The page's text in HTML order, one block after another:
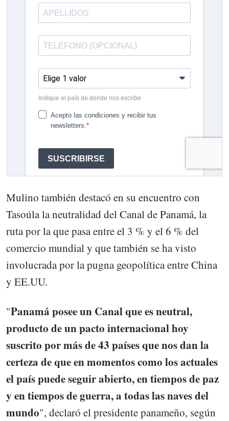
Mulino también destacó en su encuentro con
Tasoúla la neutralidad del Canal de Panamá, la
ruta por la que pasa entre el 3 % y el 6 % del
comercio mundial y que también se ha visto
involucrada por la pugna geopolítica entre China
y EE.UU.
"Panamá posee un Canal que es neutral,
producto de un pacto internacional hoy
suscrito por más de 43 países que nos dan la
certeza de que en momentos como los actuales
el país puede seguir abierto, en tiempos de paz
y en tiempos de guerra, a todas las naves del
mundo", declaró el presidente panameño, según